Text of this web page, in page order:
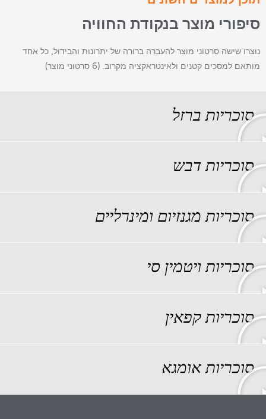
סיפורי מוצר בנקודת החוויה
נוצרו שישה סרטוני מוצר להעברה ברורה של יתרונות והבידול, כל אחד
מותאם למסכים קטנים ולאינטראקציה מקרוב. (6 סרטוני מוצר)
סוכריות ברזל
סוכריות דבש
סוכריות מגנזיום ומינרליים
סוכריות ויטמין סי
סוכריות קפאין
סוכריות אומגא